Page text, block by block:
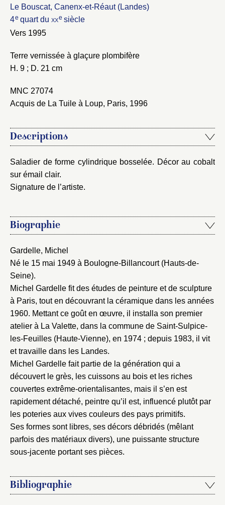
Le Bouscat, Canenx-et-Réaut (Landes)
4e quart du xxe siècle
Vers 1995
Terre vernissée à glaçure plombifère
H. 9 ; D. 21 cm
MNC 27074
Acquis de La Tuile à Loup, Paris, 1996
Descriptions
Saladier de forme cylindrique bosselée. Décor au cobalt
sur émail clair.
Signature de l’artiste.
Biographie
Gardelle, Michel
Né le 15 mai 1949 à Boulogne-Billancourt (Hauts-de-
Seine).
Michel Gardelle fit des études de peinture et de sculpture
à Paris, tout en découvrant la céramique dans les années
1960. Mettant ce goût en œuvre, il installa son premier
atelier à La Valette, dans la commune de Saint-Sulpice-
les-Feuilles (Haute-Vienne), en 1974 ; depuis 1983, il vit
et travaille dans les Landes.
Michel Gardelle fait partie de la génération qui a
découvert le grès, les cuissons au bois et les riches
couvertes extrême-orientalisantes, mais il s’en est
rapidement détaché, peintre qu’il est, influencé plutôt par
les poteries aux vives couleurs des pays primitifs.
Ses formes sont libres, ses décors débridés (mêlant
parfois des matériaux divers), une puissante structure
sous-jacente portant ses pièces.
Bibliographie
Valider
Nouveau dossier
Créer et ajouter
Mot de passe
Envoyer
Vous n'êtes pas encore inscrit ?Créer un compte